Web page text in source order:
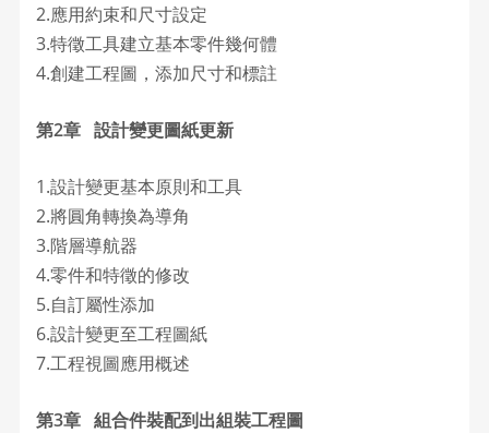
2.應用約束和尺寸設定
3.特徵工具建立基本零件幾何體
4.創建工程圖，添加尺寸和標註
第2章 設計變更圖紙更新
1.設計變更基本原則和工具
2.將圓角轉換為導角
3.階層導航器
4.零件和特徵的修改
5.自訂屬性添加
6.設計變更至工程圖紙
7.工程視圖應用概述
第3章 組合件裝配到出組裝工程圖